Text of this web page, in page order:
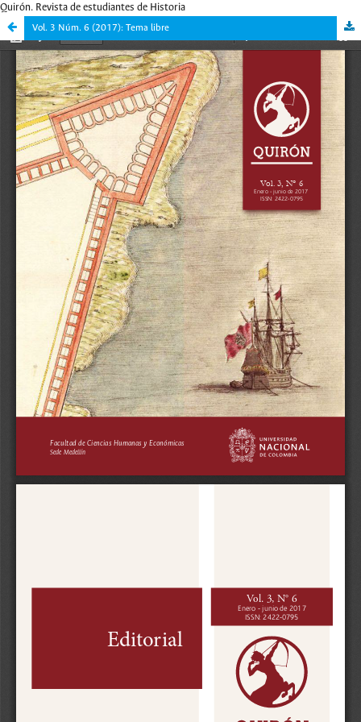
Quirón. Revista de estudiantes de Historia
Vol. 3 Núm. 6 (2017): Tema libre